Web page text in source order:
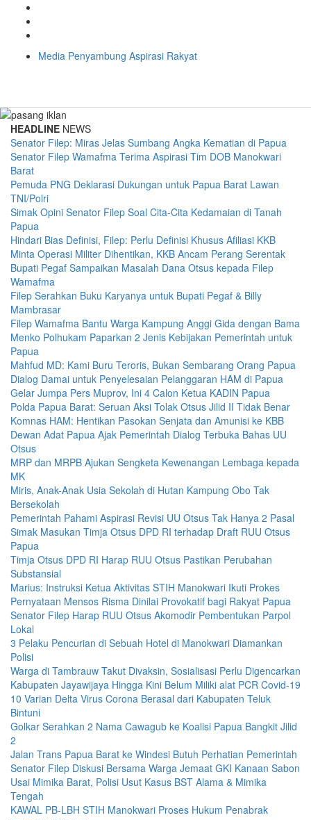
Media Penyambung Aspirasi Rakyat
HEADLINE NEWS
Senator Filep: Miras Jelas Sumbang Angka Kematian di Papua
Senator Filep Wamafma Terima Aspirasi Tim DOB Manokwari
Barat
Pemuda PNG Deklarasi Dukungan untuk Papua Barat Lawan
TNI/Polri
Simak Opini Senator Filep Soal Cita-Cita Kedamaian di Tanah
Papua
Hindari Bias Definisi, Filep: Perlu Definisi Khusus Afiliasi KKB
Minta Operasi Militer Dihentikan, KKB Ancam Perang Serentak
Bupati Pegaf Sampaikan Masalah Dana Otsus kepada Filep
Wamafma
Filep Serahkan Buku Karyanya untuk Bupati Pegaf & Billy
Mambrasar
Filep Wamafma Bantu Warga Kampung Anggi Gida dengan Bama
Menko Polhukam Paparkan 2 Jenis Kebijakan Pemerintah untuk
Papua
Mahfud MD: Kami Buru Teroris, Bukan Sembarang Orang Papua
Dialog Damai untuk Penyelesaian Pelanggaran HAM di Papua
Gelar Jumpa Pers Muprov, Ini 4 Calon Ketua KADIN Papua
Polda Papua Barat: Seruan Aksi Tolak Otsus Jilid II Tidak Benar
Komnas HAM: Hentikan Pasokan Senjata dan Amunisi ke KBB
Dewan Adat Papua Ajak Pemerintah Dialog Terbuka Bahas UU
Otsus
MRP dan MRPB Ajukan Sengketa Kewenangan Lembaga kepada
MK
Miris, Anak-Anak Usia Sekolah di Hutan Kampung Obo Tak
Bersekolah
Pemerintah Pahami Aspirasi Revisi UU Otsus Tak Hanya 2 Pasal
Simak Masukan Timja Otsus DPD RI terhadap Draft RUU Otsus
Papua
Timja Otsus DPD RI Harap RUU Otsus Pastikan Perubahan
Substansial
Marius: Instruksi Ketua Aktivitas STIH Manokwari Ikuti Prokes
Pernyataan Mensos Risma Dinilai Provokatif bagi Rakyat Papua
Senator Filep Harap RUU Otsus Akomodir Pembentukan Parpol
Lokal
3 Pelaku Pencurian di Sebuah Hotel di Manokwari Diamankan
Polisi
Warga di Tambrauw Takut Divaksin, Sosialisasi Perlu Digencarkan
Kabupaten Jayawijaya Hingga Kini Belum Miliki alat PCR Covid-19
10 Varian Delta Virus Corona Berasal dari Kabupaten Teluk
Bintuni
Golkar Serahkan 2 Nama Cawagub ke Koalisi Papua Bangkit Jilid
2
Jalan Trans Papua Barat ke Windesi Butuh Perhatian Pemerintah
Senator Filep Diskusi Bersama Warga Jemaat GKI Kanaan Sabon
Usai Mimika Barat, Polisi Usut Kasus BST Alama & Mimika
Tengah
KAWAL PB-LBH STIH Manokwari Proses Hukum Penabrak